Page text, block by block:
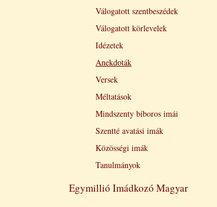
Válogatott szentbeszédek
Válogatott körlevelek
Idézetek
Anekdoták
Versek
Méltatások
Mindszenty bíboros imái
Szentté avatási imák
Közösségi imák
Tanulmányok
Egymillió Imádkozó Magyar